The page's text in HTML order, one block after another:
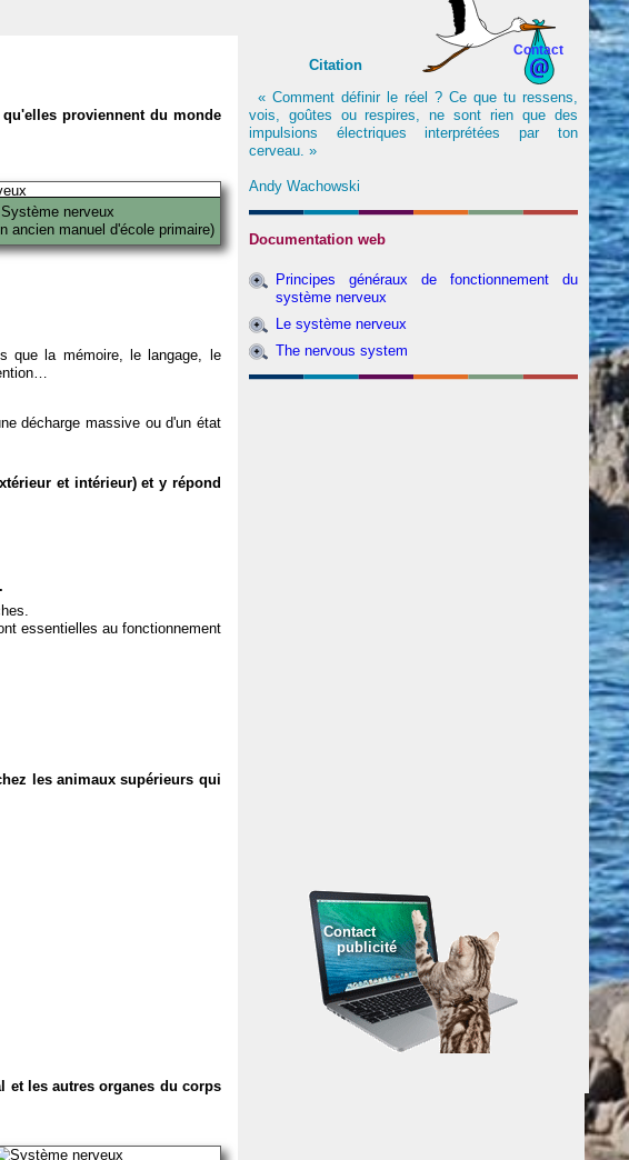
proviennent du monde
Système nerveux
ancien manuel d'école primaire)
que la mémoire, le langage, le
décharge massive ou d'un état
et intérieur) et y répond
essentielles au fonctionnement
les animaux supérieurs qui
et les autres organes du corps
Contact
Citation
« Comment définir le réel ? Ce que tu ressens,
vois, goûtes ou respires, ne sont rien que des
impulsions électriques interprétées par ton
cerveau. »
Andy Wachowski
Documentation web
Principes généraux de fonctionnement du
système nerveux
Le système nerveux
The nervous system
Contact
publicité